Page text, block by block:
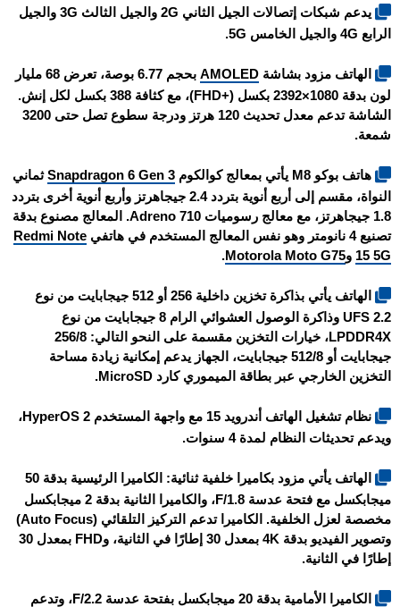
يدعم شبكات إتصالات الجيل الثاني 2G والجيل الثالث 3G والجيل
الرابع 4G والجيل الخامس 5G.
الهاتف مزود بشاشة AMOLED
بحجم 6.77 بوصة، تعرض 68 مليار
لون بدقة 1080×2392 بكسل (+FHD)، مع كثافة 388 بكسل لكل إنش.
الشاشة تدعم معدل تحديث 120 هرتز ودرجة سطوع تصل حتى 3200
شمعة.
هاتف بوكو M8 يأتي بمعالج كوالكوم Snapdragon 6 Gen 3ثماني
النواة، مقسم إلى أربع أنوية بتردد 2.4 جيجاهرتز وأربع أنوية أخرى بتردد
1.8 جيجاهرتز، مع معالج رسوميات Adreno 710. المعالج مصنوع بدقة
تصنيع 4 نانومتر وهو نفس المعالج المستخدم في هاتفي
Redmi Note
15 5G وMotorola Moto G75
.
الهاتف يأتي بذاكرة تخزين داخلية 256 أو 512 جيجابايت من نوع
UFS 2.2 وذاكرة الوصول العشوائي الرام 8 جيجابايت من نوع
LPDDR4X، خيارات التخزين مقسمة على النحو التالي: 256/8
جيجابايت أو 512/8 جيجابايت، الجهاز يدعم إمكانية زيادة مساحة
التخزين الخارجي عبر بطاقة الميموري كارد MicroSD.
نظام تشغيل الهاتف أندرويد 15 مع واجهة المستخدم HyperOS 2،
ويدعم تحديثات النظام لمدة 4 سنوات.
الهاتف يأتي مزود بكاميرا خلفية ثنائية: الكاميرا الرئيسية بدقة 50
ميجابكسل مع فتحة عدسة F/1.8، والكاميرا الثانية بدقة 2 ميجابكسل
مخصصة لعزل الخلفية. الكاميرا تدعم التركيز التلقائي (Auto Focus)
وتصوير الفيديو بدقة 4K بمعدل 30 إطارًا في الثانية، وFHD بمعدل 30
إطارًا في الثانية.
الكاميرا الأمامية بدقة 20 ميجابكسل بفتحة عدسة F/2.2، وتدعم